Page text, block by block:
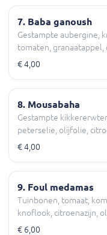
7. Baba ganoush
Gestampte aubergine,
tomaten,
€ 4,00
8. Mousabaha
Gestampte
peterselie, olijfolie,
€ 4,00
9. Foul medamas
Tuinbonen, tomaat,
knoflook, citroenazijn,
€ 6,00